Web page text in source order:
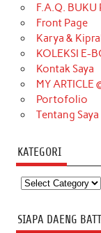
F.A.Q. BUKU
Front Page
Karya &
KOLEKSI E-
Kontak Saya
MY ARTICLE
Portofolio
Tentang Saya
KATEGORI
Kategori
SIAPA DAENG